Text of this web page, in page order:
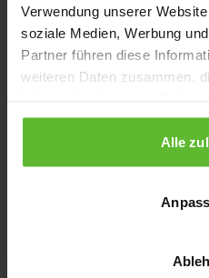
Verwendung unserer
soziale Medien, Werbung
Partner führen diese
weiteren Daten zusammen,
gesammelt haben.
Alle
Application error: a client-side
loading www.kurzwego.de